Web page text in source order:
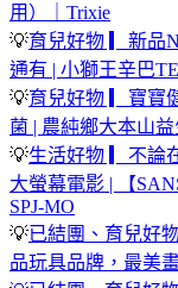
用）｜Trixie
💡育兒好物 ▎新品
通有 | 小獅王辛巴
💡育兒好物 ▎寶寶
菌 | 農純鄉大本山益
💡生活好物 ▎不論
大螢幕電影 | 【
SPJ-MO
💡已結團、育兒好
品玩具品牌，最美